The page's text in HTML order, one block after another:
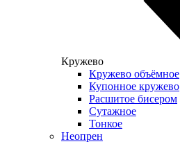
Кружево
Кружево объёмное
Купонное кружево
Расшитое бисером
Сутажное
Тонкое
Неопрен